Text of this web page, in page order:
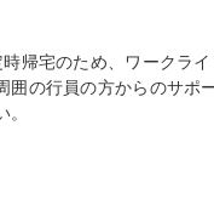
帰宅のため、ワークライ
囲の行員の方からのサポ